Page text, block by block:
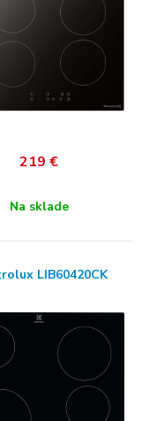
219 €
Na sklade
LIB60420CK